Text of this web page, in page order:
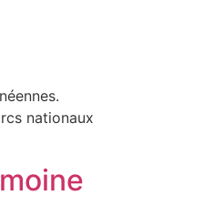
nationaux